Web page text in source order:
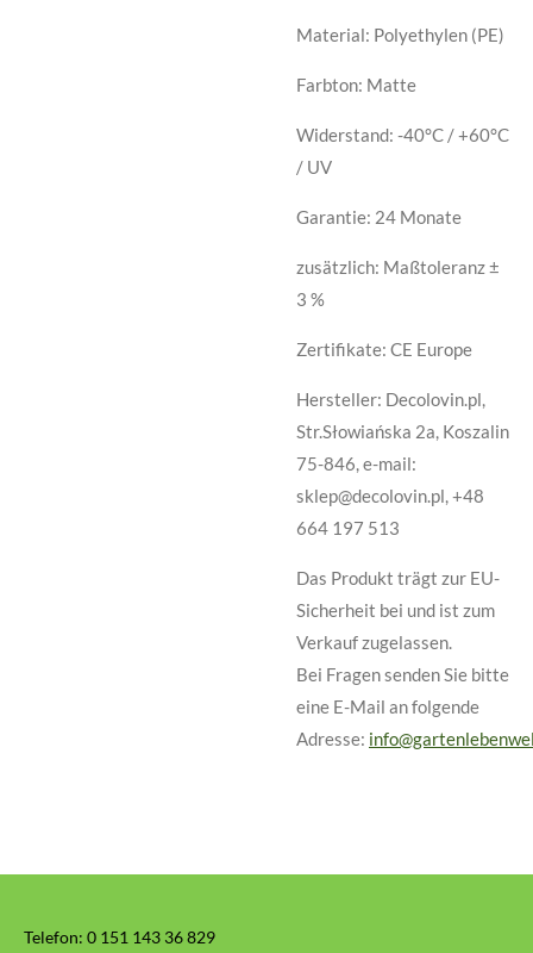
Material: Polyethylen (PE)
Farbton: Matte
Widerstand: -40°C / +60°C
/ UV
Garantie: 24 Monate
zusätzlich: Maßtoleranz ±
3 %
Zertifikate: CE Europe
Hersteller: Decolovin.pl,
Str.Słowiańska 2a, Koszalin
75-846, e-mail:
sklep@decolovin.pl, +48
664 197 513
Das Produkt trägt zur EU-
Sicherheit bei und ist zum
Verkauf zugelassen.
Bei Fragen senden Sie bitte
eine E-Mail an folgende
Adresse:
Telefon: 0 151 143 36 829